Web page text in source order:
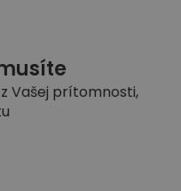
Vašej prítomnosti,